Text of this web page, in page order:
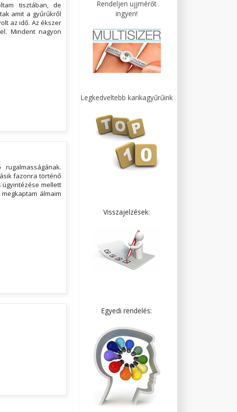
tisztában, de
amit a gyűrűkről
az idő. Az ékszer
Mindent nagyon
fazonra történő
ügyintézése mellett
álmaim
Rendeljen ujjmérőt
ingyen!
Legkedveltebb karikagyűrűink
Visszajelzések:
Egyedi rendelés: